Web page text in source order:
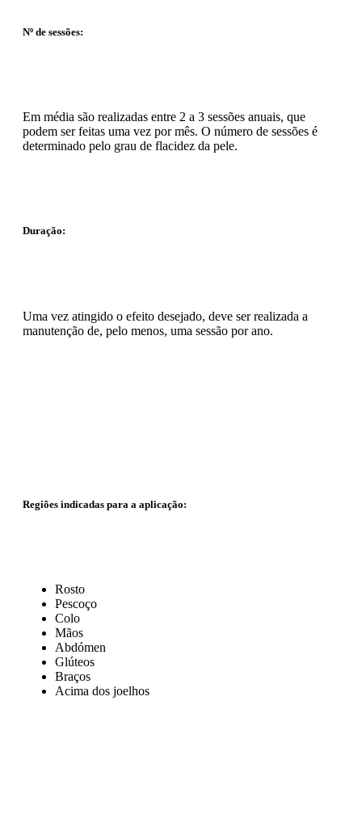
Nº de sessões:
Em média são realizadas entre 2 a 3 sessões anuais, que
podem ser feitas uma vez por mês. O número de sessões é
determinado pelo grau de flacidez da pele.
Duração:
Uma vez atingido o efeito desejado, deve ser realizada a
manutenção de, pelo menos, uma sessão por ano.
Regiões indicadas para a aplicação:
Rosto
Pescoço
Colo
Mãos
Abdómen
Glúteos
Braços
Acima dos joelhos